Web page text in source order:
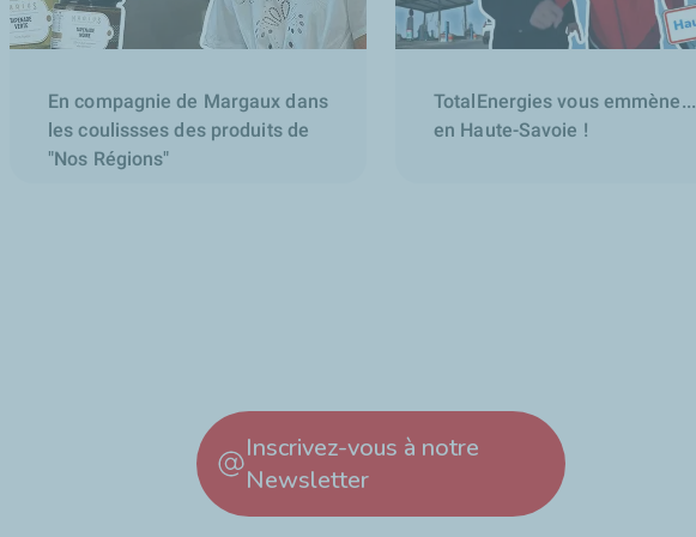
En compagnie de Margaux dans
les coulissses des produits de
"Nos Régions"
TotalEnergies vous emmène...
en Haute-Savoie !
Inscrivez-vous à notre
Newsletter